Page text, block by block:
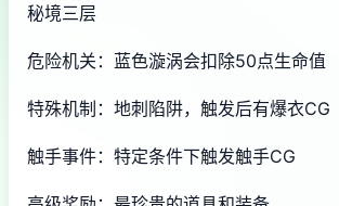
秘境三层
危险机关：蓝色漩涡会扣除50点生命值
特殊机制：地刺陷阱，触发后有爆衣CG
触手事件：特定条件下触发触手CG